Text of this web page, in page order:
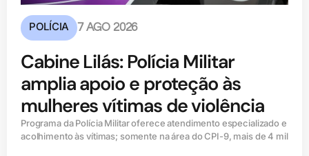
POLÍCIA 7 AGO 2026
Cabine Lilás: Polícia Militar
amplia apoio e proteção às
mulheres vítimas de violência
Programa da Polícia Militar oferece atendimento especializado e
acolhimento às vítimas; somente na área do CPI-9, mais de 4 mil